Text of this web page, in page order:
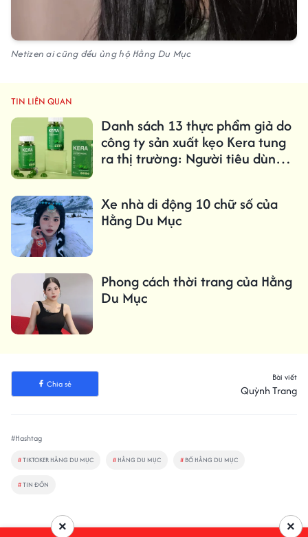
Netizen ai cũng đều ủng hộ Hằng Du Mục
TIN LIÊN QUAN
Danh sách 13 thực phẩm giả do
công ty sản xuất kẹo Kera tung
ra thị trường: Người tiêu dùng
Xe nhà di động 10 chữ số của
Hằng Du Mục
Phong cách thời trang của Hằng
Du Mục
Chia sẻ
Bài viết
Quỳnh Trang
#Hashtag
#TIKTOKER HẰNG DU MỤC # HẰNG DU MỤC # BỐ HẰNG DU MỤC
#TIN ĐỒN
×
×